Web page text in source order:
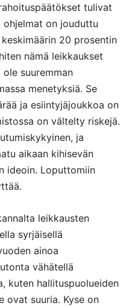
tulivat
ohjelmat on jouduttu
20 prosentin
nämä leikkaukset
suuremman
menetyksiä. Se
ja esiintyjäjoukkoa on
on vältelty riskejä.
ja
aikaan kihisevän
ideoin. Loputtomiin
leikkausten
syrjäisellä
ainoa
vähätellä
kuten hallituspuolueiden
ovat suuria. Kyse on